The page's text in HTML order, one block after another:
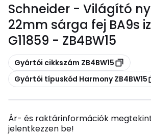
Schneider - Világító
22mm sárga fej BA9s
G11859 - ZB4BW15
Másolás
Gyártói cikkszám ZB4BW15
Másolás
Gyártói típuskód Harmony ZB4BW15
Ár- és raktárinformációk
jelentkezzen be!